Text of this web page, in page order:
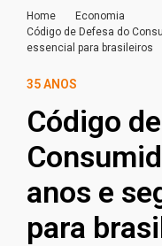
Home
Economia
Código de Defesa do
essencial para brasileiros
35 ANOS
Código
anos e
para